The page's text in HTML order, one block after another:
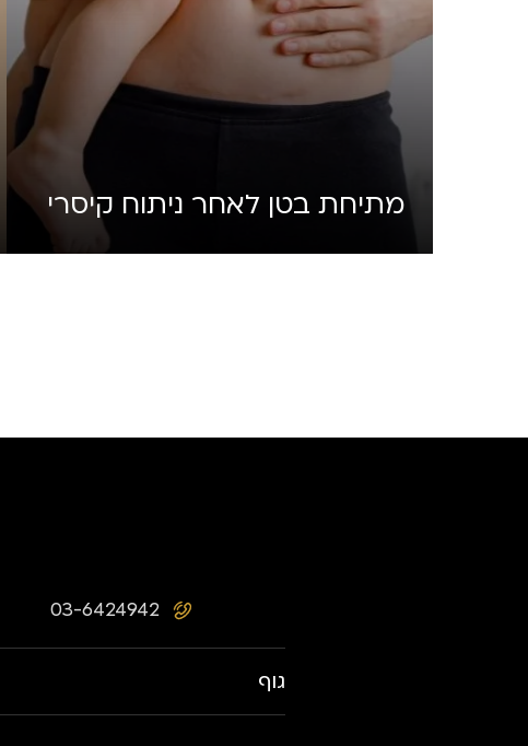
מתיחת בטן לאחר ניתוח קיסרי
03-6424942
גוף